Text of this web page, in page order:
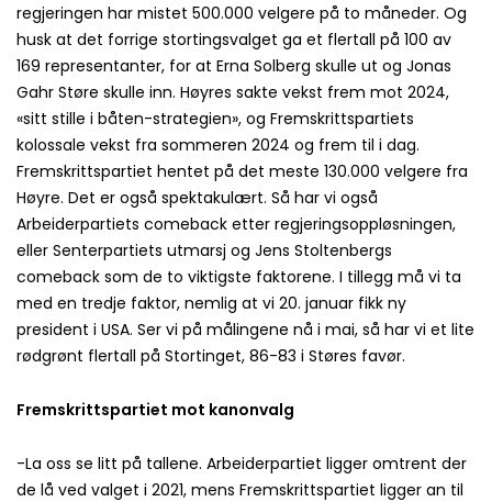
regjeringen har mistet 500.000 velgere på to måneder. Og
husk at det forrige stortingsvalget ga et flertall på 100 av
169 representanter, for at Erna Solberg skulle ut og Jonas
Gahr Støre skulle inn. Høyres sakte vekst frem mot 2024,
«sitt stille i båten-strategien», og Fremskrittspartiets
kolossale vekst fra sommeren 2024 og frem til i dag.
Fremskrittspartiet hentet på det meste 130.000 velgere fra
Høyre. Det er også spektakulært. Så har vi også
Arbeiderpartiets comeback etter regjeringsoppløsningen,
eller Senterpartiets utmarsj og Jens Stoltenbergs
comeback som de to viktigste faktorene. I tillegg må vi ta
med en tredje faktor, nemlig at vi 20. januar fikk ny
president i USA. Ser vi på målingene nå i mai, så har vi et lite
rødgrønt flertall på Stortinget, 86-83 i Støres favør.
Fremskrittspartiet mot kanonvalg
-La oss se litt på tallene. Arbeiderpartiet ligger omtrent der
de lå ved valget i 2021, mens Fremskrittspartiet ligger an til